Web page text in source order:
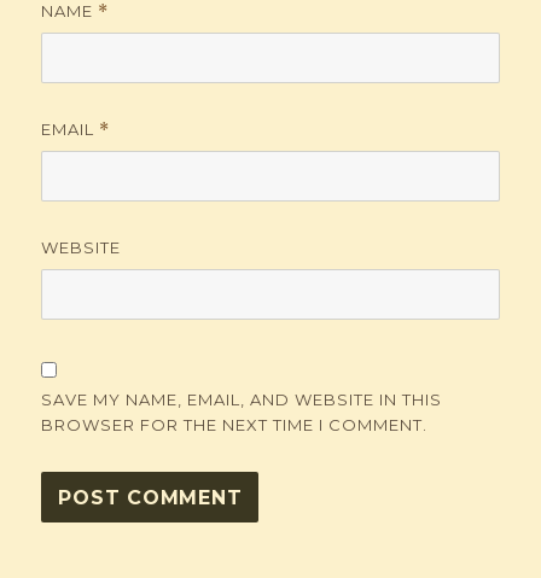
NAME *
EMAIL *
WEBSITE
SAVE MY NAME, EMAIL, AND WEBSITE IN THIS
BROWSER FOR THE NEXT TIME I COMMENT.